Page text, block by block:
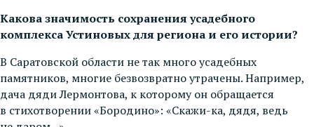
Какова значимость сохранения усадебного
комплекса Устиновых для региона и его истории?
В Саратовской области не так много усадебных
памятников, многие безвозвратно утрачены. Например,
дача дяди Лермонтова, к которому он обращается
в стихотворении «Бородино»: «Скажи-ка, дядя, ведь